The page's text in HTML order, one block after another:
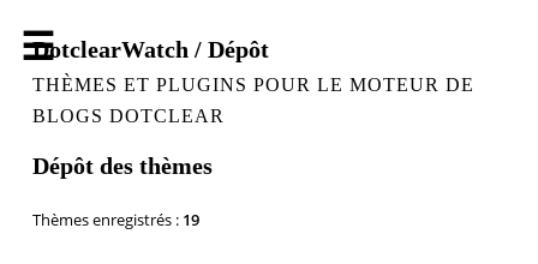
DotclearWatch / Dépôt
THÈMES ET PLUGINS POUR LE MOTEUR DE
BLOGS DOTCLEAR
Dépôt des thèmes
Thèmes enregistrés : 19